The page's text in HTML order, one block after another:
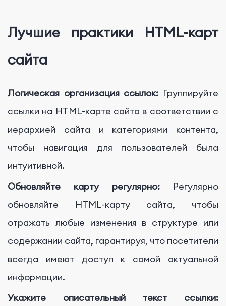
Лучшие практики HTML-карт
сайта
Логическая организация ссылок: Группируйте
ссылки на HTML-карте сайта в соответствии с
иерархией сайта и категориями контента,
чтобы навигация для пользователей была
интуитивной.
Обновляйте карту регулярно: Регулярно
обновляйте HTML-карту сайта, чтобы
отражать любые изменения в структуре или
содержании сайта, гарантируя, что посетители
всегда имеют доступ к самой актуальной
информации.
Укажите описательный текст ссылки: